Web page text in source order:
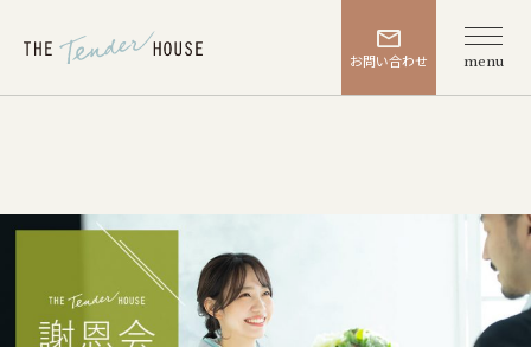
お問い合わせ menu